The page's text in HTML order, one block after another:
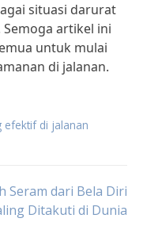
situasi darurat
artikel ini
untuk mulai
di jalanan.
efektif di jalanan
Seram dari Bela Diri
Ditakuti di Dunia